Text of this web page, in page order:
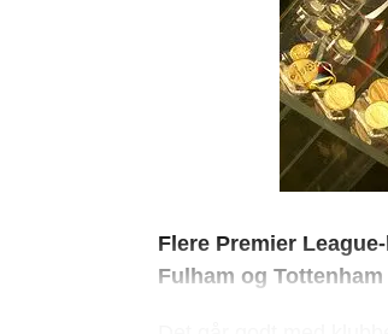
Flere Premier
Fulham og